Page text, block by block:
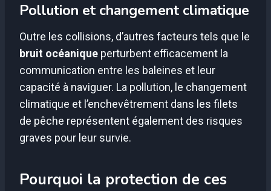
Pollution et changement climatique
Outre les collisions, d’autres facteurs tels que le
bruit océanique perturbent efficacement la
communication entre les baleines et leur
capacité à naviguer. La pollution, le changement
climatique et l’enchevêtrement dans les filets
de pêche représentent également des risques
graves pour leur survie.
Pourquoi la protection de ces